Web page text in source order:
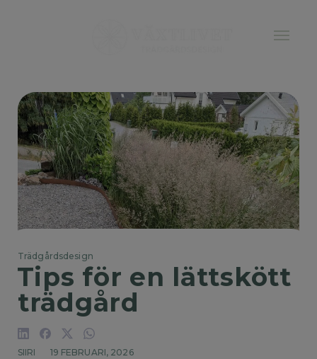
Trädgårdsdesign
Tips för en lättskött
trädgård
SIIRI 19 FEBRUARI, 2026